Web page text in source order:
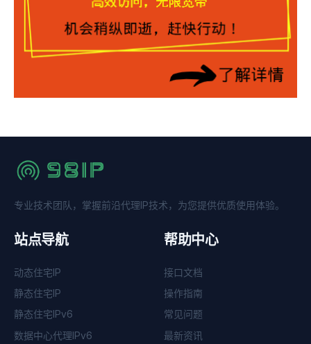
专业技术团队，掌握前沿代理IP技术，为您提供优质使用体验。
站点导航
动态住宅IP
静态住宅IP
静态住宅IPv6
数据中心代理IPv6
帮助中心
接口文档
操作指南
常见问题
最新资讯